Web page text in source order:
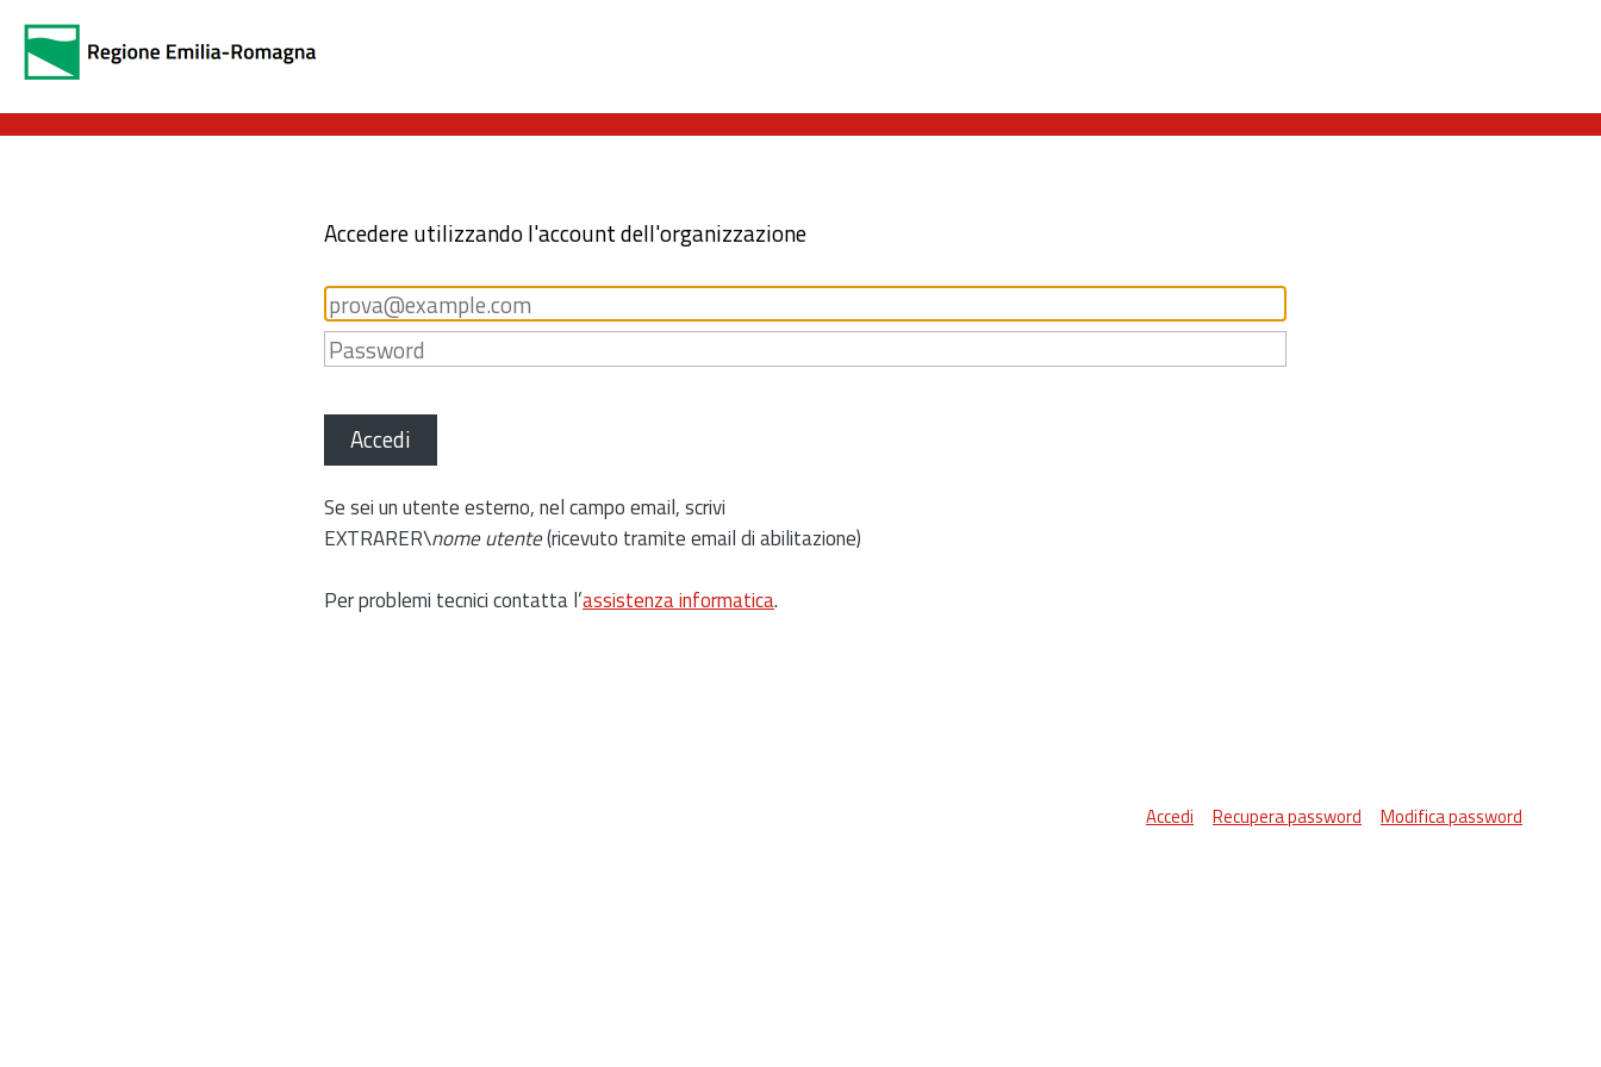
Accedere utilizzando l'account dell'organizzazione
Accedi
Se sei un utente esterno, nel campo email, scrivi
EXTRARER\nome utente(ricevuto tramite email di abilitazione)
Per problemi tecnici contatta l’assistenza informatica.
Accedi Recupera password Modifica password